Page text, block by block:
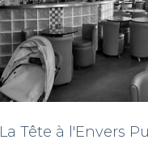
La Tête à l'Envers